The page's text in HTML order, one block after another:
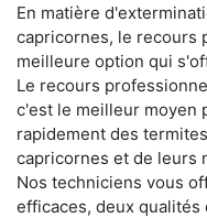
En matière
capricornes, le recours
meilleure option qui
Le recours
c'est le meilleur moyen
rapidement des
capricornes et de leurs
Nos techniciens vous
efficaces, deux